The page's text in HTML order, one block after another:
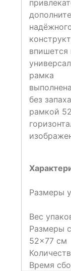
впишется
рамка
без
рамкой
Размеры
Вес
Размеры
52×77 см
Время